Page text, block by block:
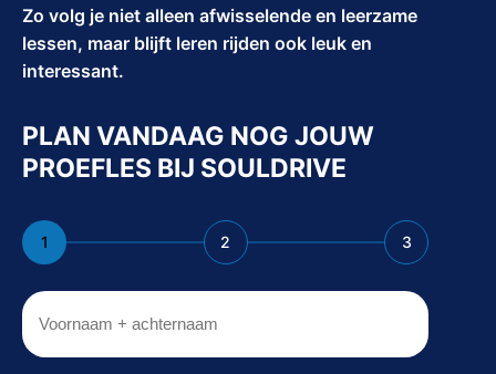
Zo volg je niet alleen afwisselende en leerzame
lessen, maar blijft leren rijden ook leuk en
interessant.
PLAN VANDAAG NOG JOUW
PROEFLES BIJ SOULDRIVE
1 2 3
Voornaam
+
achternaam